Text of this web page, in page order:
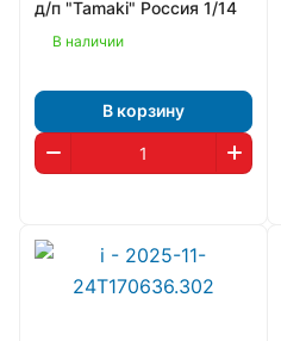
д/п "Tamaki" Россия 1/14
В наличии
В корзину